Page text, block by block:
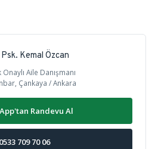
Kemal Özcan
Onaylı Aile Danışmanı
Çankaya / Ankara
Randevu Al
0533 709 70 06